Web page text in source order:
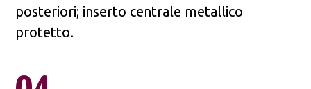
posteriori; inserto centrale metallico
protetto.